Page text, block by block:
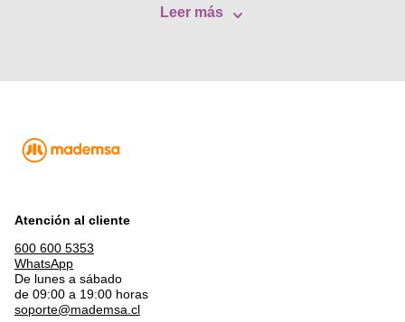
Leer más
Atención al cliente
600 600 5353
WhatsApp
De lunes a sábado
de 09:00 a 19:00 horas
soporte@mademsa.cl